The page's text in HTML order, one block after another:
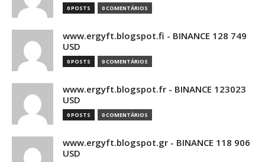
0 POSTS 0 COMENTÁRIOS
www.ergyft.blogspot.fi - BINANCE 128 749
USD
0 POSTS 0 COMENTÁRIOS
www.ergyft.blogspot.fr - BINANCE 123023
USD
0 POSTS 0 COMENTÁRIOS
www.ergyft.blogspot.gr - BINANCE 118 906
USD